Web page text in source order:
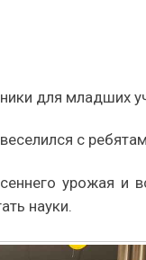
для младших
с
урожая и
науки.